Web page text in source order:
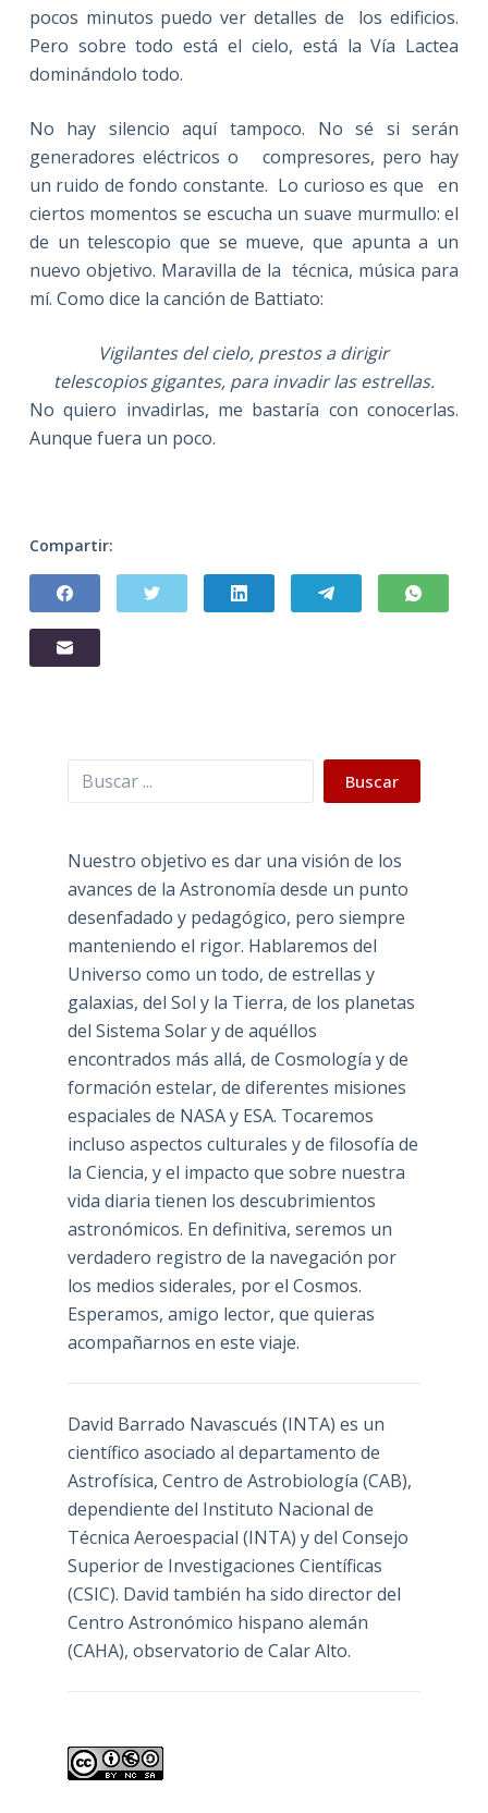
pocos minutos puedo ver detalles de los edificios.
Pero sobre todo está el cielo, está la Vía Lactea
dominándolo todo.
No hay silencio aquí tampoco. No sé si serán
generadores eléctricos o compresores, pero hay
un ruido de fondo constante. Lo curioso es que en
ciertos momentos se escucha un suave murmullo: el
de un telescopio que se mueve, que apunta a un
nuevo objetivo. Maravilla de la técnica, música para
mí. Como dice la canción de Battiato:
Vigilantes del cielo, prestos a dirigir
telescopios gigantes, para invadir las estrellas.
No quiero invadirlas, me bastaría con conocerlas.
Aunque fuera un poco.
Compartir:
Buscar Buscar
Nuestro objetivo es dar una visión de los
avances de la Astronomía desde un punto
desenfadado y pedagógico, pero siempre
manteniendo el rigor. Hablaremos del
Universo como un todo, de estrellas y
galaxias, del Sol y la Tierra, de los planetas
del Sistema Solar y de aquéllos
encontrados más allá, de Cosmología y de
formación estelar, de diferentes misiones
espaciales de NASA y ESA. Tocaremos
incluso aspectos culturales y de filosofía de
la Ciencia, y el impacto que sobre nuestra
vida diaria tienen los descubrimientos
astronómicos. En definitiva, seremos un
verdadero registro de la navegación por
los medios siderales, por el Cosmos.
Esperamos, amigo lector, que quieras
acompañarnos en este viaje.
David Barrado Navascués (INTA) es un
científico asociado al departamento de
Astrofísica, Centro de Astrobiología (CAB),
dependiente del Instituto Nacional de
Técnica Aeroespacial (INTA) y del Consejo
Superior de Investigaciones Científicas
(CSIC). David también ha sido director del
Centro Astronómico hispano alemán
(CAHA), observatorio de Calar Alto.